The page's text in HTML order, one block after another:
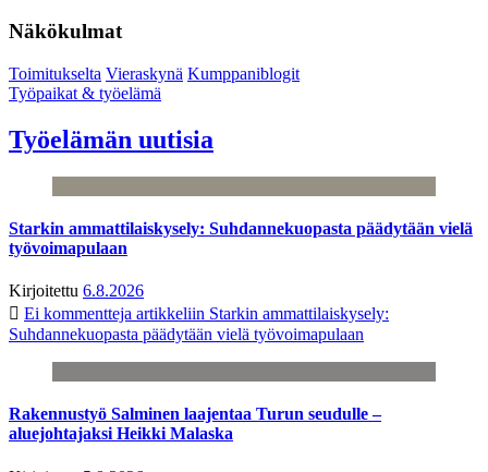
Näkökulmat
Toimitukselta Vieraskynä Kumppaniblogit
Työpaikat & työelämä
Työelämän uutisia
Starkin ammattilaiskysely: Suhdannekuopasta päädytään vielä
työvoimapulaan
Kirjoitettu 6.8.2026
Ei kommentteja artikkeliin Starkin ammattilaiskysely:
Suhdannekuopasta päädytään vielä työvoimapulaan
Rakennustyö Salminen laajentaa Turun seudulle –
aluejohtajaksi Heikki Malaska